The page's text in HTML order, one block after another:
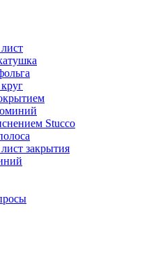
Stucco
закрытия